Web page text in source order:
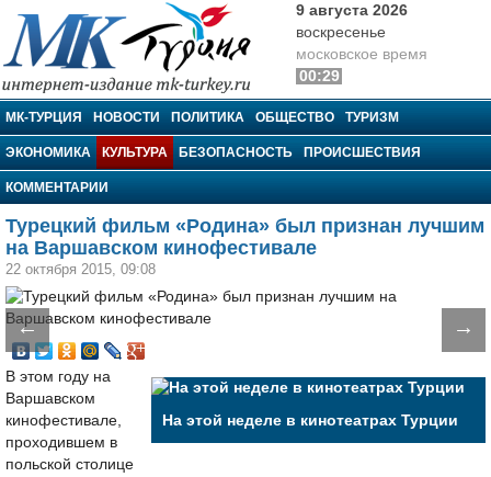
МК-Турция
9 августа 2026
воскресенье
московское время
00:29
МК-ТУРЦИЯ НОВОСТИ ПОЛИТИКА ОБЩЕСТВО ТУРИЗМ
ЭКОНОМИКА КУЛЬТУРА БЕЗОПАСНОСТЬ ПРОИСШЕСТВИЯ
КОММЕНТАРИИ
Турецкий фильм «Родина» был признан лучшим
на Варшавском кинофестивале
22 октября 2015, 09:08
← →
На этой неделе в кинотеатрах Турции
В этом году на
Варшавском
кинофестивале,
проходившем в
польской столице